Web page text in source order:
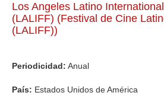
Los Angeles Latino
(LALIFF) (Festival de Cine
(LALIFF))
Periodicidad: Anual
País: Estados Unidos de América